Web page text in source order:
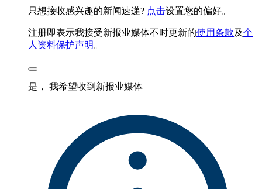
只想接收感兴趣的新闻速递? 点击设置您的偏好。
注册即表示我接受新报业媒体不时更新的使用条款及个
人资料保护声明 。
是， 我希望收到新报业媒体